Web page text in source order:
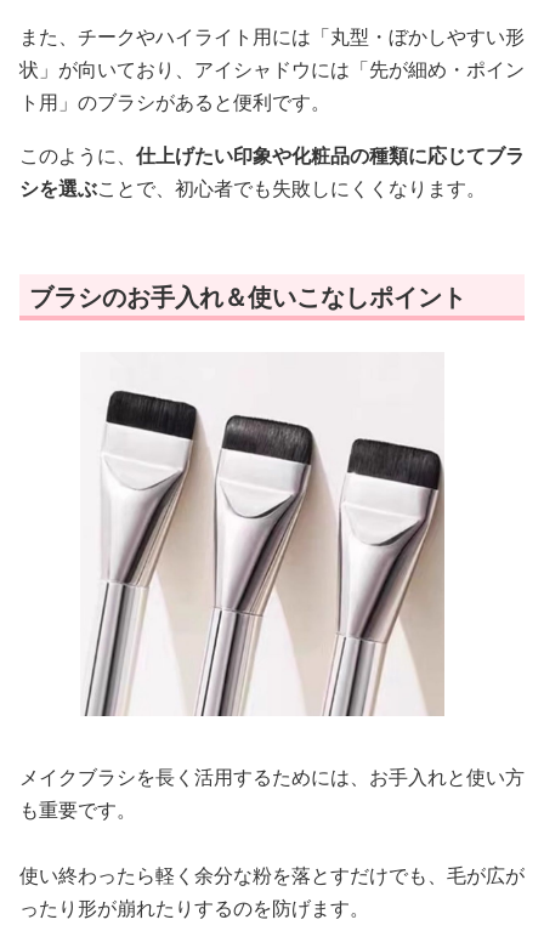
また、チークやハイライト用には「丸型・ぼかしやすい形
状」が向いており、アイシャドウには「先が細め・ポイン
ト用」のブラシがあると便利です。
このように、 仕上げたい印象や化粧品の種類に応じてブラ
シを選ぶことで、初心者でも失敗しにくくなります。
ブラシのお手入れ＆使いこなしポイント
メイクブラシを長く活用するためには、お手入れと使い方
も重要です。
使い終わったら軽く余分な粉を落とすだけでも、毛が広が
ったり形が崩れたりするのを防げます。